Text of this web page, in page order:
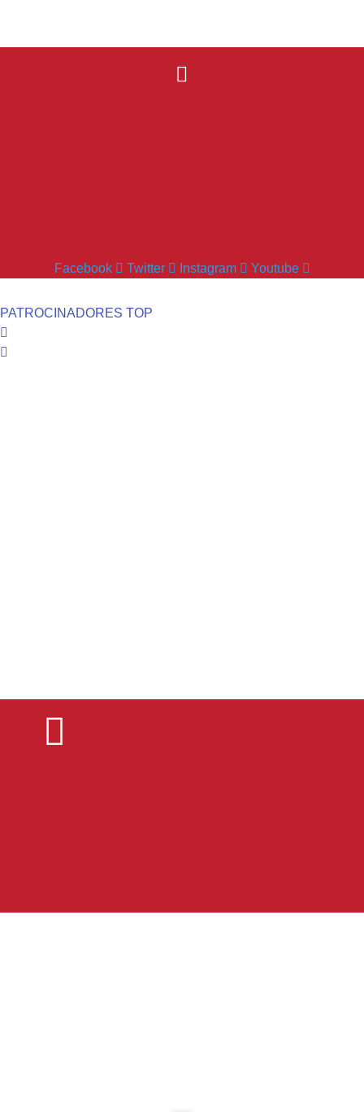
Facebook Twitter Instagram Youtube
PATROCINADORES TOP